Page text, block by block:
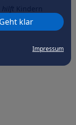
Geht klar
Impressum
hilftder Natur